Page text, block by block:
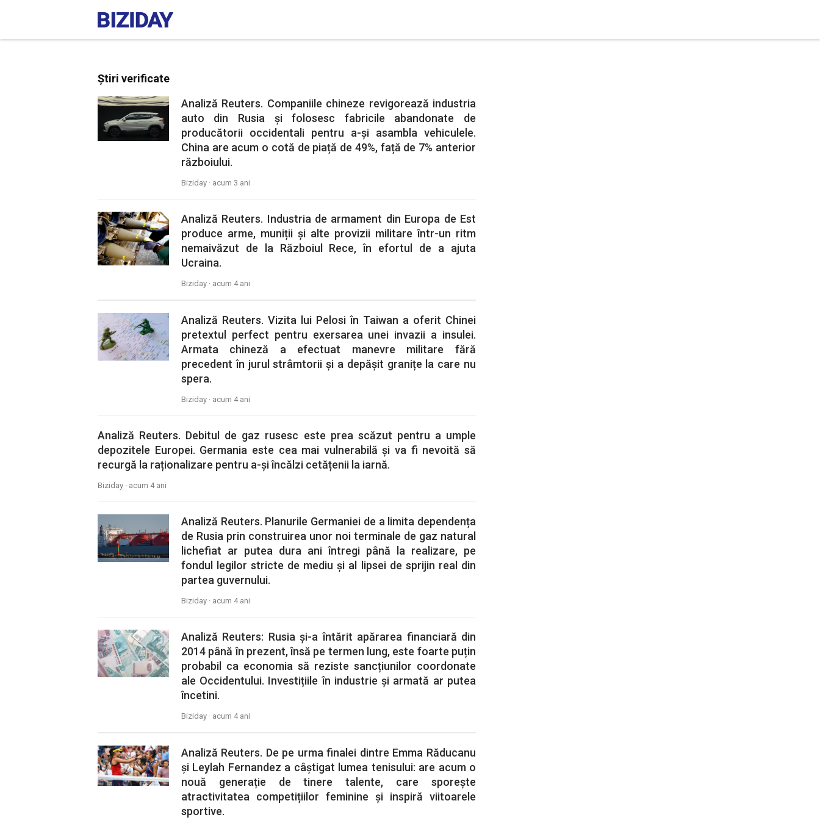
Știri verificate
Analiză Reuters. Companiile chineze revigorează industria
auto din Rusia și folosesc fabricile abandonate de
producătorii occidentali pentru a-și asambla vehiculele.
China are acum o cotă de piață de 49%, față de 7% anterior
războiului.
Biziday · acum 3 ani
Analiză Reuters. Industria de armament din Europa de Est
produce arme, muniții și alte provizii militare într-un ritm
nemaivăzut de la Războiul Rece, în efortul de a ajuta
Ucraina.
Biziday · acum 4 ani
Analiză Reuters. Vizita lui Pelosi în Taiwan a oferit Chinei
pretextul perfect pentru exersarea unei invazii a insulei.
Armata chineză a efectuat manevre militare fără
precedent în jurul strâmtorii și a depășit granițe la care nu
spera.
Biziday · acum 4 ani
Analiză Reuters. Debitul de gaz rusesc este prea scăzut pentru a umple
depozitele Europei. Germania este cea mai vulnerabilă și va fi nevoită să
recurgă la raționalizare pentru a-și încălzi cetățenii la iarnă.
Biziday · acum 4 ani
Analiză Reuters. Planurile Germaniei de a limita dependența
de Rusia prin construirea unor noi terminale de gaz natural
lichefiat ar putea dura ani întregi până la realizare, pe
fondul legilor stricte de mediu și al lipsei de sprijin real din
partea guvernului.
Biziday · acum 4 ani
Analiză Reuters: Rusia și-a întărit apărarea financiară din
2014 până în prezent, însă pe termen lung, este foarte puțin
probabil ca economia să reziste sancțiunilor coordonate
ale Occidentului. Investițiile în industrie și armată ar putea
încetini.
Biziday · acum 4 ani
Analiză Reuters. De pe urma finalei dintre Emma Răducanu
și Leylah Fernandez a câștigat lumea tenisului: are acum o
nouă generație de tinere talente, care sporește
atractivitatea competițiilor feminine și inspiră viitoarele
sportive.